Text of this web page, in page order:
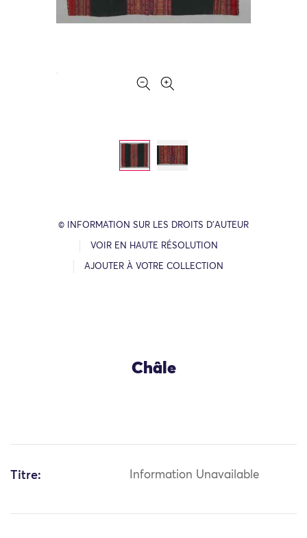
© INFORMATION SUR LES DROITS D’AUTEUR
VOIR EN HAUTE RÉSOLUTION
AJOUTER À VOTRE COLLECTION
Châle
Titre: Information Unavailable